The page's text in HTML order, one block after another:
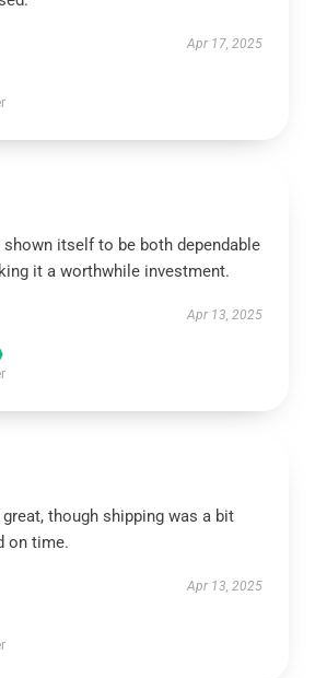
Apr 17, 2025
itself to be both dependable
it a worthwhile investment.
Apr 13, 2025
though shipping was a bit
on time.
Apr 13, 2025